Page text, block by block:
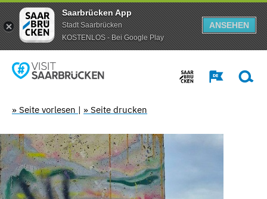
Saarbrücken App
Stadt Saarbrücken
KOSTENLOS - Bei Google Play
ANSEHEN
» Seite vorlesen | » Seite drucken